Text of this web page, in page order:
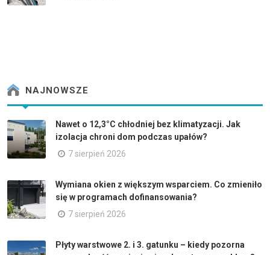
NAJNOWSZE
Nawet o 12,3°C chłodniej bez klimatyzacji. Jak
izolacja chroni dom podczas upałów?
7 sierpień 2026
Wymiana okien z większym wsparciem. Co zmieniło
się w programach dofinansowania?
7 sierpień 2026
Płyty warstwowe 2. i 3. gatunku – kiedy pozorna